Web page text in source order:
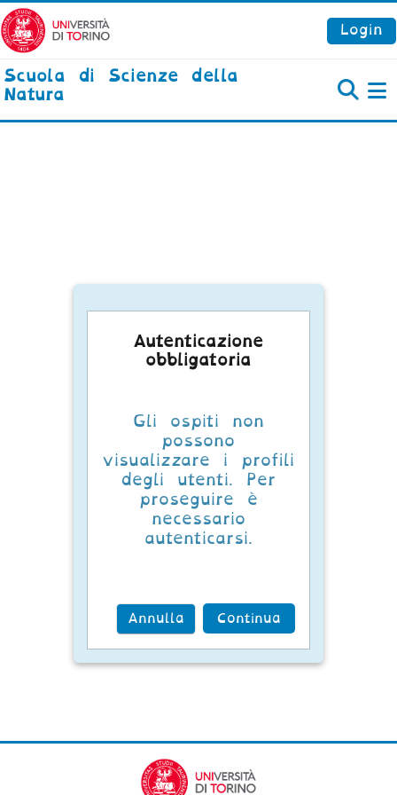
Vai al contenuto principale
Login
Scuola di Scienze della
Natura
Autenticazione
obbligatoria
Gli ospiti non
possono
visualizzare i profili
degli utenti. Per
proseguire è
necessario
autenticarsi.
Annulla Continua